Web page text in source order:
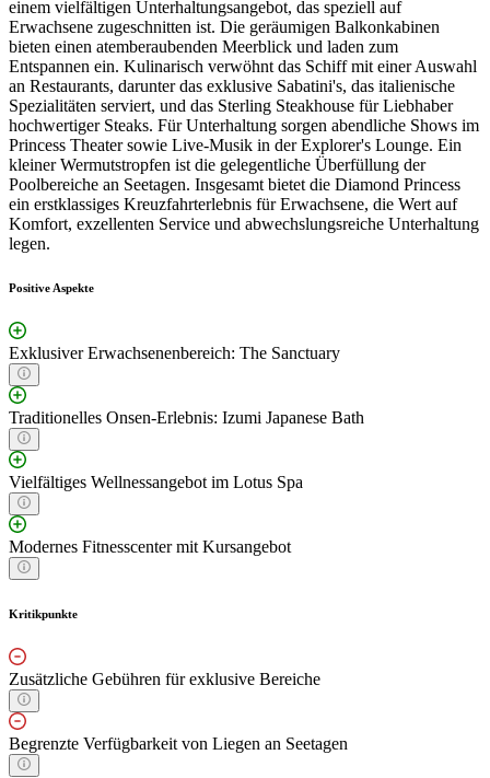
einem vielfältigen Unterhaltungsangebot, das speziell auf
Erwachsene zugeschnitten ist. Die geräumigen Balkonkabinen
bieten einen atemberaubenden Meerblick und laden zum
Entspannen ein. Kulinarisch verwöhnt das Schiff mit einer Auswahl
an Restaurants, darunter das exklusive Sabatini's, das italienische
Spezialitäten serviert, und das Sterling Steakhouse für Liebhaber
hochwertiger Steaks. Für Unterhaltung sorgen abendliche Shows im
Princess Theater sowie Live-Musik in der Explorer's Lounge. Ein
kleiner Wermutstropfen ist die gelegentliche Überfüllung der
Poolbereiche an Seetagen. Insgesamt bietet die Diamond Princess
ein erstklassiges Kreuzfahrterlebnis für Erwachsene, die Wert auf
Komfort, exzellenten Service und abwechslungsreiche Unterhaltung
legen.
Positive Aspekte
Exklusiver Erwachsenenbereich: The Sanctuary
Traditionelles Onsen-Erlebnis: Izumi Japanese Bath
Vielfältiges Wellnessangebot im Lotus Spa
Modernes Fitnesscenter mit Kursangebot
Kritikpunkte
Zusätzliche Gebühren für exklusive Bereiche
Begrenzte Verfügbarkeit von Liegen an Seetagen